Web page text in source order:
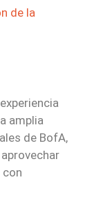
de la
amplia
de BofA,